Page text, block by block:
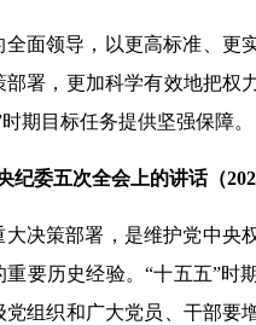
面领导，以更高标准、更
署，更加科学有效地把权
期目标任务提供坚强保障。
纪委五次全会上的讲话（
决策部署，是维护党中央
重要历史经验。“十五五”
党组织和广大党员、干部要